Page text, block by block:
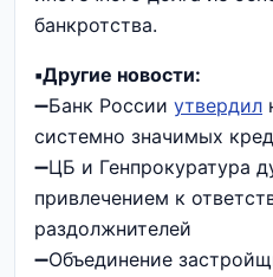
банкротства.
▪️Другие новости:
➖Банк России утвердил
системно значимых
➖ЦБ и Генпрокуратура
привлечением к
раздолжнителей
➖Объединение